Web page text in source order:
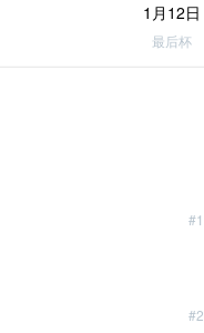
1月12日
最后杯
#1
#2